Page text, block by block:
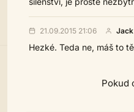
21.09.2015 21:06
Hezké. Teda ne, máš to
Pokud